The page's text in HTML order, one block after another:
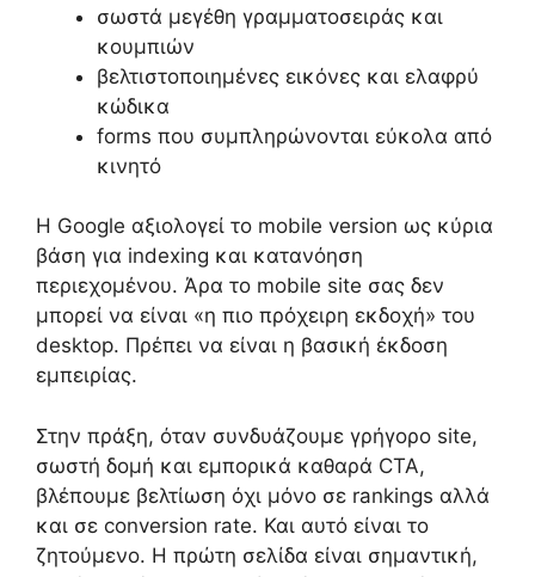
σωστά μεγέθη γραμματοσειράς και
κουμπιών
βελτιστοποιημένες εικόνες και ελαφρύ
κώδικα
forms που συμπληρώνονται εύκολα από
κινητό
Η Google αξιολογεί το mobile version ως κύρια
βάση για indexing και κατανόηση
περιεχομένου. Άρα το mobile site σας δεν
μπορεί να είναι «η πιο πρόχειρη εκδοχή» του
desktop. Πρέπει να είναι η βασική έκδοση
εμπειρίας.
Στην πράξη, όταν συνδυάζουμε γρήγορο site,
σωστή δομή και εμπορικά καθαρά CTA,
βλέπουμε βελτίωση όχι μόνο σε rankings αλλά
και σε conversion rate. Και αυτό είναι το
ζητούμενο. Η πρώτη σελίδα είναι σημαντική,